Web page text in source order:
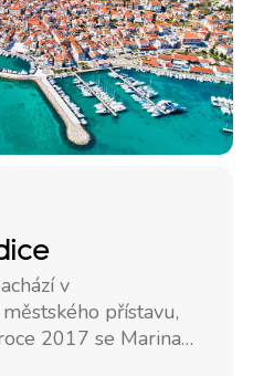
v
přístavu,
2017 se Marina